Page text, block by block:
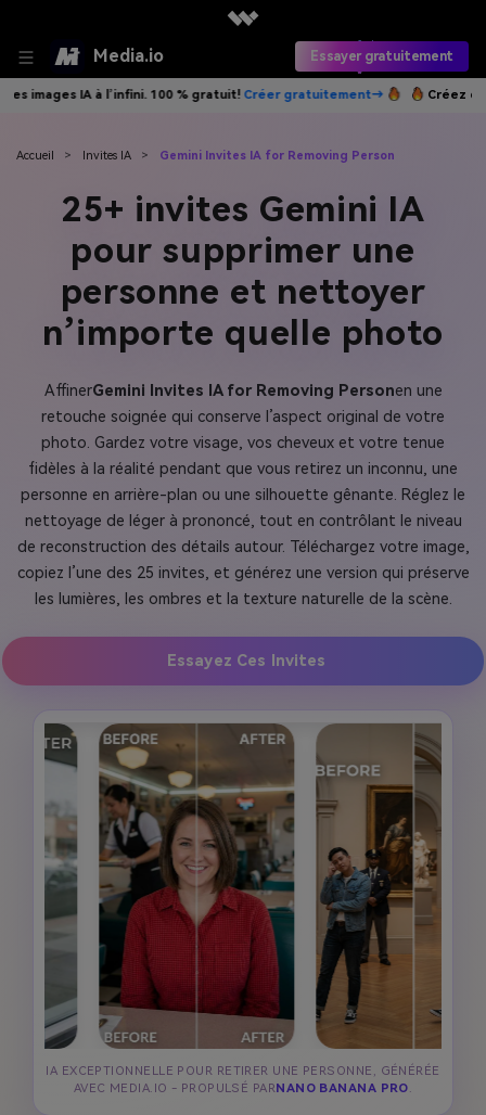
Media.io Essayer gratuitement
Créer gratuitement→ Créez des images IA à l’infini. 100 %
Accueil > Invites IA > Gemini Invites IA for Removing Person
25+ invites Gemini IA
pour supprimer une
personne et nettoyer
n’importe quelle photo
AffinerGemini Invites IA for Removing Personen une
retouche soignée qui conserve l’aspect original de votre
photo. Gardez votre visage, vos cheveux et votre tenue
fidèles à la réalité pendant que vous retirez un inconnu, une
personne en arrière-plan ou une silhouette gênante. Réglez le
nettoyage de léger à prononcé, tout en contrôlant le niveau
de reconstruction des détails autour. Téléchargez votre image,
copiez l’une des 25 invites, et générez une version qui préserve
les lumières, les ombres et la texture naturelle de la scène.
Essayez Ces Invites
IA EXCEPTIONNELLE POUR RETIRER UNE PERSONNE, GÉNÉRÉE
AVEC MEDIA.IO - PROPULSÉ PARNANO BANANA PRO.